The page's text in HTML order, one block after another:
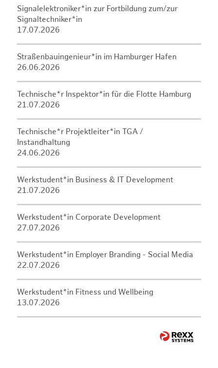
Signalelektroniker*in zur Fortbildung zum/zur
Signaltechniker*in
17.07.2026
Straßenbauingenieur*in im Hamburger Hafen
26.06.2026
Technische*r Inspektor*in für die Flotte Hamburg
21.07.2026
Technische*r Projektleiter*in TGA /
Instandhaltung
24.06.2026
Werkstudent*in Business & IT Development
21.07.2026
Werkstudent*in Corporate Development
27.07.2026
Werkstudent*in Employer Branding - Social Media
22.07.2026
Werkstudent*in Fitness und Wellbeing
13.07.2026